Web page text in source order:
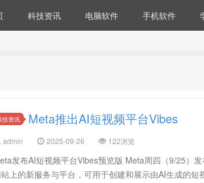
科技资讯 电脑软件 手机软件
技资讯 Meta推出AI短视频平台Vibes
admin 2025-09-26 122浏览
发布AI短视频平台Vibes预览版 Meta周四（9/25）
上的新服务与平台，可用于创建和展示由AI生成的